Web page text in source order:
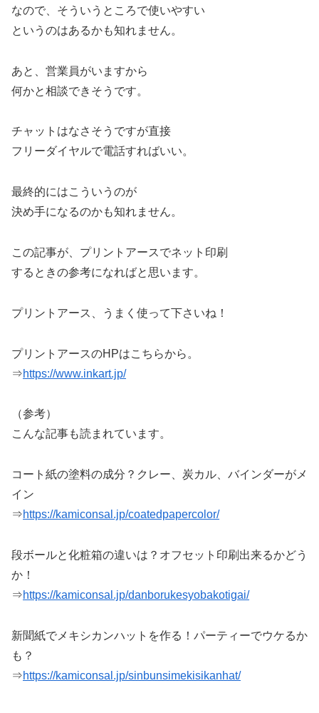
なので、そういうところで使いやすい
というのはあるかも知れません。
あと、営業員がいますから
何かと相談できそうです。
チャットはなさそうですが直接
フリーダイヤルで電話すればいい。
最終的にはこういうのが
決め手になるのかも知れません。
この記事が、プリントアースでネット印刷
するときの参考になればと思います。
プリントアース、うまく使って下さいね！
プリントアースのHPはこちらから。
⇒https://www.inkart.jp/
（参考）
こんな記事も読まれています。
コート紙の塗料の成分？クレー、炭カル、バインダーがメ
イン
⇒https://kamiconsal.jp/coatedpapercolor/
段ボールと化粧箱の違いは？オフセット印刷出来るかどう
か！
⇒https://kamiconsal.jp/danborukesyobakotigai/
新聞紙でメキシカンハットを作る！パーティーでウケるか
も？
⇒https://kamiconsal.jp/sinbunsimekisikanhat/